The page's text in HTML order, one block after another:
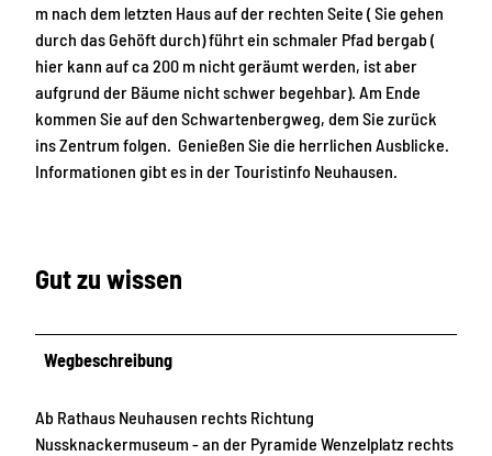
m nach dem letzten Haus auf der rechten Seite ( Sie gehen
durch das Gehöft durch) führt ein schmaler Pfad bergab (
hier kann auf ca 200 m nicht geräumt werden, ist aber
aufgrund der Bäume nicht schwer begehbar). Am Ende
kommen Sie auf den Schwartenbergweg, dem Sie zurück
ins Zentrum folgen. Genießen Sie die herrlichen Ausblicke.
Informationen gibt es in der Touristinfo Neuhausen.
Gut zu wissen
Wegbeschreibung
Ab Rathaus Neuhausen rechts Richtung
Nussknackermuseum - an der Pyramide Wenzelplatz rechts